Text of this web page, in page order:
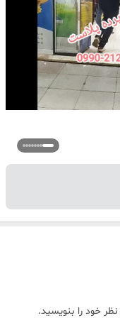
خود را بنویسید.